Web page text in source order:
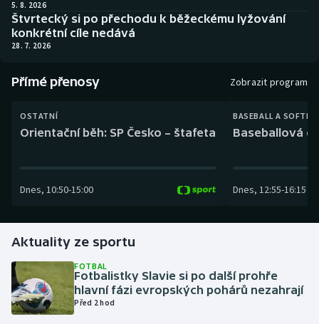
Boby a skeleton
Box
Curling
Dostihy
Gymnastika
Házená
Jezdectví
AZ kvíz
5. 8. 2026
Štvrtecký si po přechodu k běžeckému lyžování
konkrétní cíle nedává
28. 7. 2026
Přímé přenosy Zobrazit program
OSTATNÍ
Orientační běh: SP Česko – štafeta
Dnes, 10:50-15:00
BASEBALL A
Baseballová
Dnes, 12:55-16:15
Aktuality ze sportu
FOTBAL
Fotbalistky Slavie si po další prohře
hlavní fázi evropských pohárů nezahrají
Před 2 hod